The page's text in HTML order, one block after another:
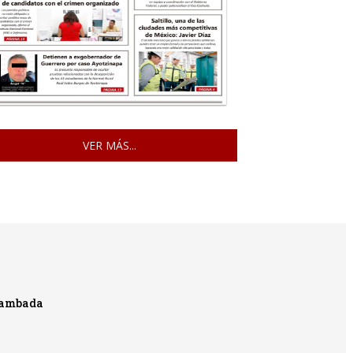
VER MÁS...